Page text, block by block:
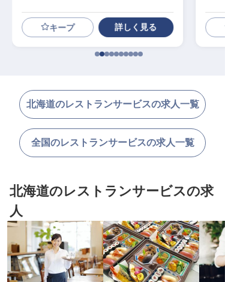
キープ 詳しく見る
北海道のレストランサービスの求人一覧
全国のレストランサービスの求人一覧
北海道のレストランサービスの求
人